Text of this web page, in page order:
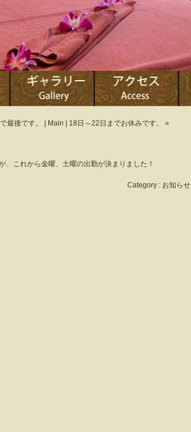
最後です。 Main 18日～22日までお休みです。 »
、これから金曜、土曜の出勤が決まりました！
Category : お知らせ